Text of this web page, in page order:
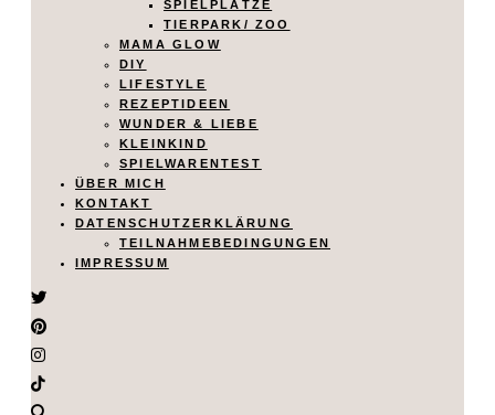
SPIELPLÄTZE
TIERPARK/ ZOO
MAMA GLOW
DIY
LIFESTYLE
REZEPTIDEEN
WUNDER & LIEBE
KLEINKIND
SPIELWARENTEST
ÜBER MICH
KONTAKT
DATENSCHUTZERKLÄRUNG
TEILNAHMEBEDINGUNGEN
IMPRESSUM